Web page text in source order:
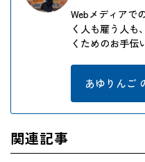
Webメディアで
く人も雇う人も
くためのお手伝
あゆりんご
関連記事